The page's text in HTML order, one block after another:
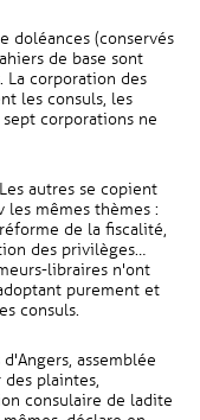
doléances (conservés
de base sont
corporation des
les consuls, les
corporations ne
autres se copient
mêmes thèmes :
de la fiscalité,
des privilèges…
libraires n'ont
purement et
consuls.
assemblée
plaintes,
consulaire de ladite